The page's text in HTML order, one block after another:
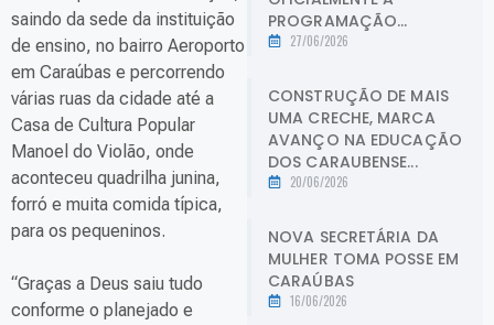
saindo da sede da instituição
de ensino, no bairro Aeroporto
em Caraúbas e percorrendo
várias ruas da cidade até a
Casa de Cultura Popular
Manoel do Violão, onde
aconteceu quadrilha junina,
forró e muita comida típica,
para os pequeninos.
“Graças a Deus saiu tudo
conforme o planejado e
PROGRAMAÇÃO...
27/06/2026
CONSTRUÇÃO DE MAIS
UMA CRECHE, MARCA
AVANÇO NA EDUCAÇÃO
DOS CARAUBENSE...
20/06/2026
NOVA SECRETÁRIA DA
MULHER TOMA POSSE EM
CARAÚBAS
16/06/2026